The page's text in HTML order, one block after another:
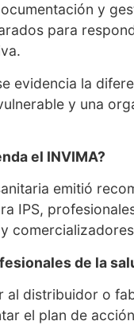
y
para
evidencia la
y una
el INVIMA?
emitió
IPS,
de la
al distribuidor o
el plan de acción